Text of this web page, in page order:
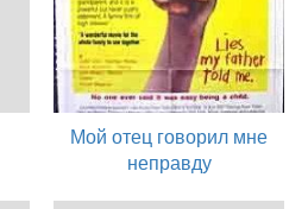
Мой отец говорил мне
неправду